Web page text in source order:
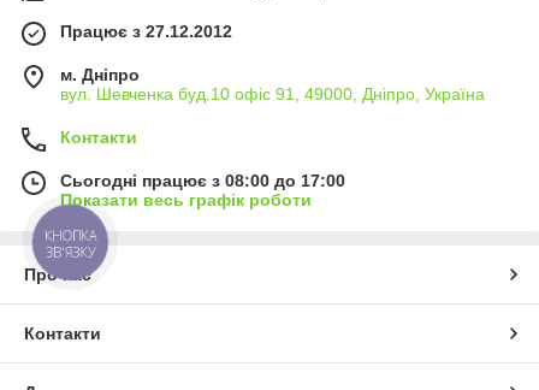
Працює з 27.12.2012
м. Дніпро
вул. Шевченка буд.10 офіс 91, 49000, Дніпро, Україна
Контакти
Сьогодні працює з 08:00 до 17:00
Показати весь графік роботи
Про нас
Контакти
КНОПКА
ЗВ'ЯЗКУ